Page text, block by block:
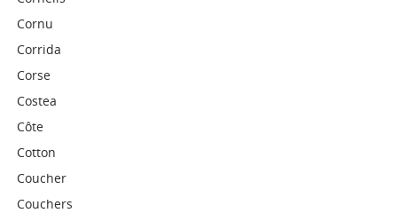
Cornu
Corrida
Corse
Costea
Côte
Cotton
Coucher
Couchers